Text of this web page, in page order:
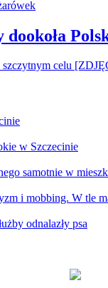
w Szczecinie
samotnie w
i mobbing. W tle
odnalazły psa